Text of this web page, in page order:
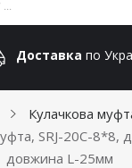
Доставка по
Кулачкова
SRJ-20C-8*8,
довжина L-25мм